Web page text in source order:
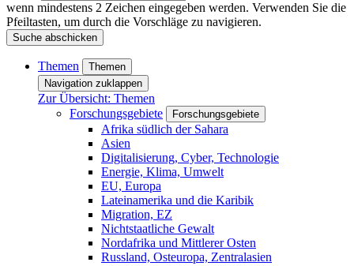
wenn mindestens 2 Zeichen eingegeben werden. Verwenden Sie die
Pfeiltasten, um durch die Vorschläge zu navigieren.
Suche abschicken
Themen
Themen
Navigation zuklappen
Zur Übersicht: Themen
Forschungsgebiete
Forschungsgebiete
Afrika südlich der Sahara
Asien
Digitalisierung, Cyber, Technologie
Energie, Klima, Umwelt
EU, Europa
Lateinamerika und die Karibik
Migration, EZ
Nichtstaatliche Gewalt
Nordafrika und Mittlerer Osten
Russland, Osteuropa, Zentralasien